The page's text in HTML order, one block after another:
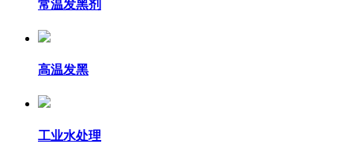
常温发黑剂
高温发黑
工业水处理